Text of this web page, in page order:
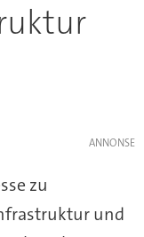
zu
und